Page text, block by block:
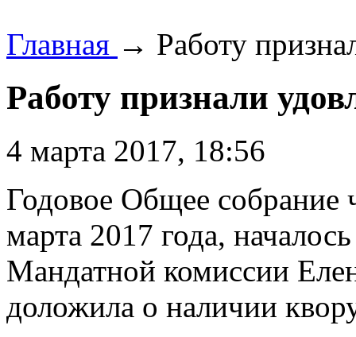
Главная → Работу
Работу признали
4 марта 2017, 18:56
Годовое Общее собрание
марта 2017 года,
Мандатной комиссии
доложила о наличии